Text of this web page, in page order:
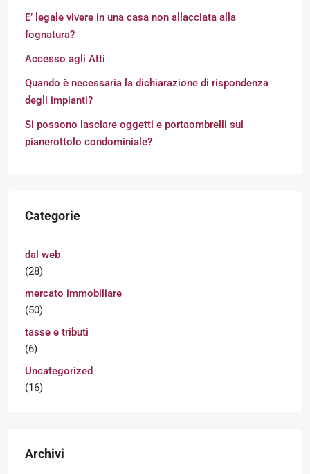
E’ legale vivere in una casa non allacciata alla
fognatura?
Accesso agli Atti
Quando è necessaria la dichiarazione di rispondenza
degli impianti?
Si possono lasciare oggetti e portaombrelli sul
pianerottolo condominiale?
Categorie
dal web
(28)
mercato immobiliare
(50)
tasse e tributi
(6)
Uncategorized
(16)
Archivi